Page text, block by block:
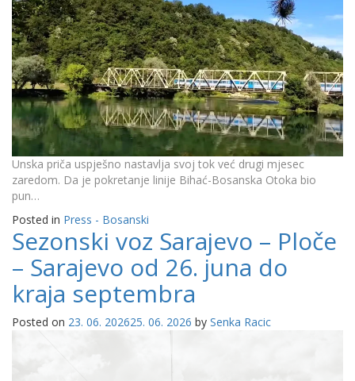
Unska priča uspješno nastavlja svoj tok već drugi mjesec
zaredom. Da je pokretanje linije Bihać-Bosanska Otoka bio
pun…
Posted in Press - Bosanski
Sezonski voz Sarajevo – Ploče
– Sarajevo od 26. juna do
kraja septembra
Posted on 23. 06. 202625. 06. 2026 by Senka Racic